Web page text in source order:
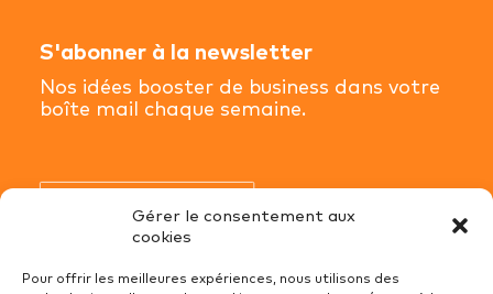
Gérer le consentement aux
cookies
Pour offrir les meilleures expériences, nous utilisons des
S'abonner à la newsletter
Nos idées booster de business dans votre
boîte mail chaque semaine.